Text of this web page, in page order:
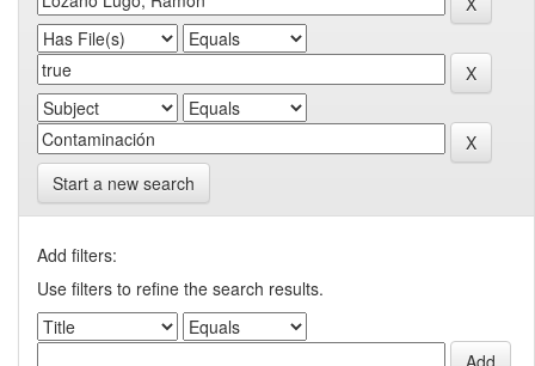
Start a new search
Add filters:
Use filters to refine the search results.